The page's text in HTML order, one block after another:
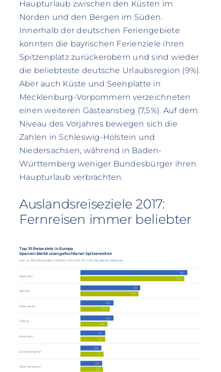
Haupturlaub zwischen den Küsten im
Norden und den Bergen im Süden.
Innerhalb der deutschen Feriengebiete
konnten die bayrischen Ferienziele ihren
Spitzenplatz zurückerobern und sind wieder
die beliebteste deutsche Urlaubsregion (9%).
Aber auch Küste und Seenplatte in
Mecklenburg-Vorpommern verzeichneten
einen weiteren Gästeanstieg (7,5%). Auf dem
Niveau des Vorjahres bewegen sich die
Zahlen in Schleswig-Holstein und
Niedersachsen, während in Baden-
Württemberg weniger Bundesbürger ihren
Haupturlaub verbrachten.
Auslandsreiseziele 2017:
Fernreisen immer beliebter
Top 10 Reiseziele in Europa
Spanien bleibt unangefochtener Spitzenreiten
Von je 100 Reisenden wählten als Ziel für ihre Haupturlaubsreise:
13,7
7,7
3,9
3,6
3,3
3,1
3,0
14,1
7,9
4,4
4,4
3,3
2,8
2,9
Spanien
Italien
Österreich
Türkei
Kroatien
Griechenland
Skandinavien